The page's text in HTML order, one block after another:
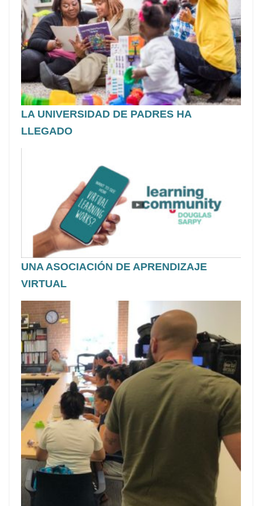
LA UNIVERSIDAD DE PADRES HA
LLEGADO
UNA ASOCIACIÓN DE APRENDIZAJE
VIRTUAL